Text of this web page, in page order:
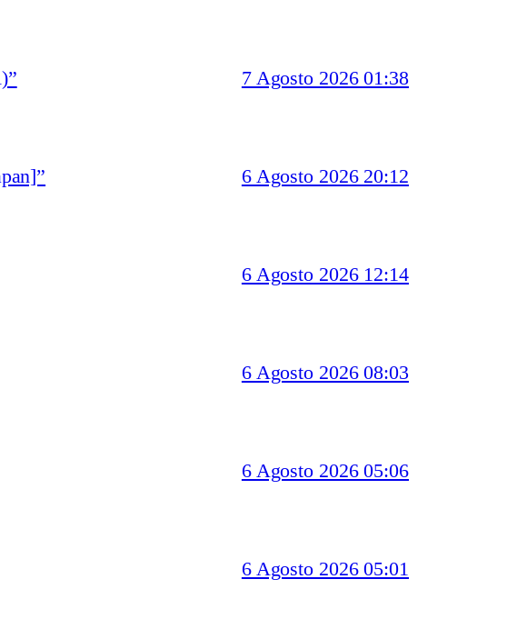
7 Agosto 2026 01:38
6 Agosto 2026 20:12
6 Agosto 2026 12:14
6 Agosto 2026 08:03
6 Agosto 2026 05:06
6 Agosto 2026 05:01